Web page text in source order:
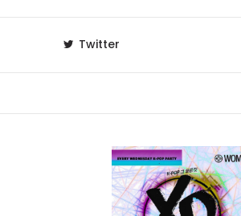
Twitter